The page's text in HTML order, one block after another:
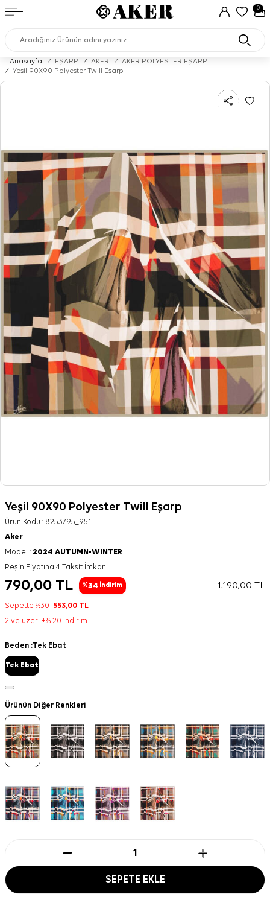
0
Anasayfa / EŞARP / AKER /
AKER POLYESTER EŞARP
/
Yeşil 90X90 Polyester Twill Eşarp
Yeşil 90X90 Polyester Twill Eşarp
Ürün Kodu : 8253795_951
Aker
Model : 2024 AUTUMN-WINTER
Peşin Fiyatına 4 Taksit İmkanı
790,00 TL %34 İndirim 1.190,00TL
Sepette %30 553,00 TL
2 ve üzeri +% 20 indirim
Beden :Tek Ebat
Tek Ebat
Ürünün Diğer Renkleri
SEPETE EKLE